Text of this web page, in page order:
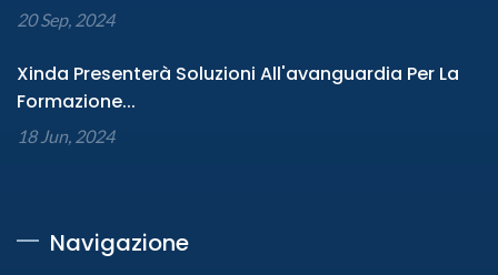
20 Sep, 2024
Xinda Presenterà Soluzioni All'avanguardia Per La
Formazione...
18 Jun, 2024
Navigazione